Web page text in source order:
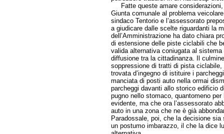
Fatte queste amare considerazioni,
Giunta comunale al problema
sindaco Tentorio e l’assessorato
a giudicare dalle scelte riguardanti la
dell’Amministrazione ha dato chiara
di estensione delle piste ciclabili che
valida alternativa coniugata al
diffusione tra la cittadinanza. Il
soppressione di tratti di pista
trovata d’ingegno di istituire i
manciata di posti auto nella ormai
parcheggi davanti allo storico edificio
pugno nello stomaco, quantomeno
evidente, ma che ora l’assessorato
auto in una zona che ne è già
Paradossale, poi, che la decisione
un postumo imbarazzo, il che la dice